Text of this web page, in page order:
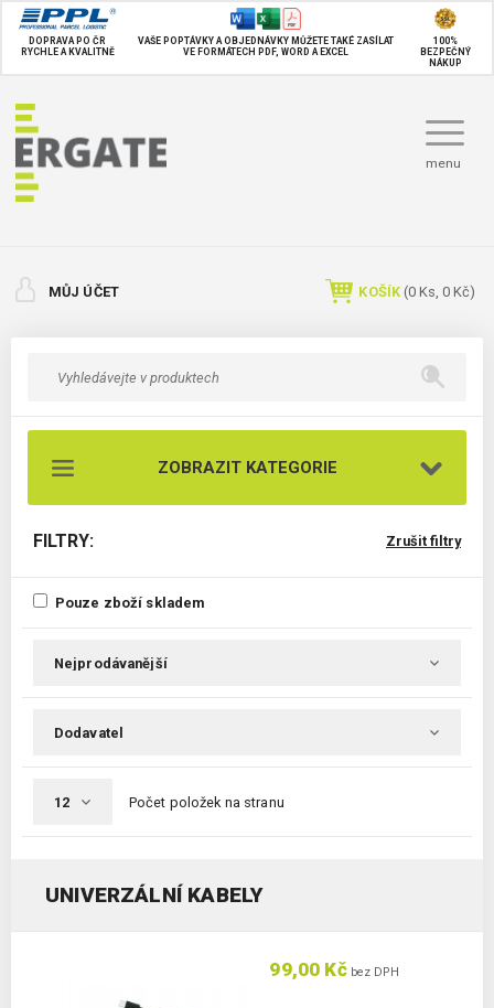
DOPRAVA PO ČR
RYCHLE A KVALITNĚ
VAŠE POPTÁVKY A OBJEDNÁVKY MŮŽETE TAKÉ ZASÍLAT
VE FORMÁTECH PDF, WORD A EXCEL
100%
BEZPEČNÝ
NÁKUP
menu
MŮJ ÚČET KOŠÍK (0 Ks, 0 Kč)
ZOBRAZIT KATEGORIE
FILTRY: Zrušit filtry
Pouze zboží skladem
Počet položek na stranu
UNIVERZÁLNÍ KABELY
99,00 Kčbez DPH